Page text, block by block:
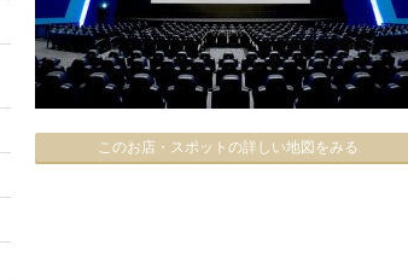
このお店・スポットの詳しい地図をみる